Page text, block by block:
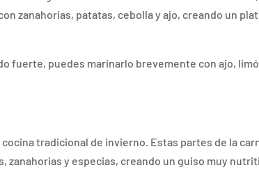
zanahorias, patatas, cebolla y ajo, creando un
fuerte, puedes marinarlo brevemente con ajo,
tradicional de invierno. Estas partes de la
zanahorias y especias, creando un guiso muy